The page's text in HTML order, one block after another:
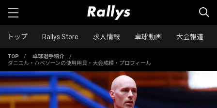
トップ Rallys Store 求人情報 卓球動画 大会報道
TOP / 卓球選手紹介
/
ダニエル・ハベソーンの使用用具・大会成績・プロフィール